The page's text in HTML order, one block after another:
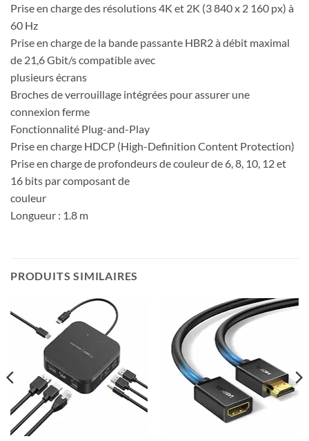
Prise en charge des résolutions 4K et 2K (3 840 x 2 160 px) à
60 Hz
Prise en charge de la bande passante HBR2 à débit maximal
de 21,6 Gbit/s compatible avec
plusieurs écrans
Broches de verrouillage intégrées pour assurer une
connexion ferme
Fonctionnalité Plug-and-Play
Prise en charge HDCP (High-Definition Content Protection)
Prise en charge de profondeurs de couleur de 6, 8, 10, 12 et
16 bits par composant de
couleur
Longueur : 1.8 m
PRODUITS SIMILAIRES